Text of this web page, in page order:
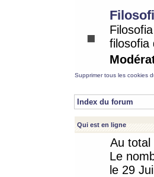
filosofia
Supprimer tous les cookies
Index du forum
Qui est en ligne
Au total
Le
le 29